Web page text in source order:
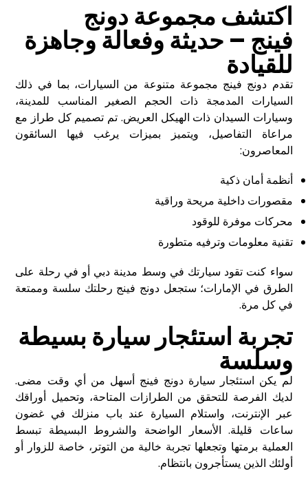
اكتشف مجموعة دونج
فينج – حديثة وفعالة وجاهزة
للقيادة
تقدم دونج فينج مجموعة متنوعة من السيارات، بما في ذلك
السيارات المدمجة ذات الحجم الصغير المناسب للمدينة،
وسيارات السيدان ذات الهيكل العريض. تم تصميم كل طراز مع
مراعاة التفاصيل، ويتميز بميزات يرغب فيها السائقون
المعاصرون:
أنظمة أمان ذكية
مقصورات داخلية مريحة وراقية
محركات موفرة للوقود
تقنية معلومات وترفيه متطورة
سواء كنت تقود سيارتك في وسط مدينة دبي أو في رحلة على
الطرق في الإمارات؛ ستجعل دونج فينج رحلتك سلسة وممتعة
في كل مرة.
تجربة استئجار سيارة بسيطة
وسلسة
لم يكن استئجار سيارة دونج فينج أسهل من أي وقت مضى.
لديك الفرصة للتحقق من الطرازات المتاحة، وتحميل أوراقك
عبر الإنترنت، واستلام السيارة عند باب منزلك في غضون
ساعات قليلة. الأسعار الواضحة والشروط البسيطة تبسط
العملية برمتها وتجعلها تجربة خالية من التوتر، خاصة للزوار أو
أولئك الذين يستأجرون بانتظام.